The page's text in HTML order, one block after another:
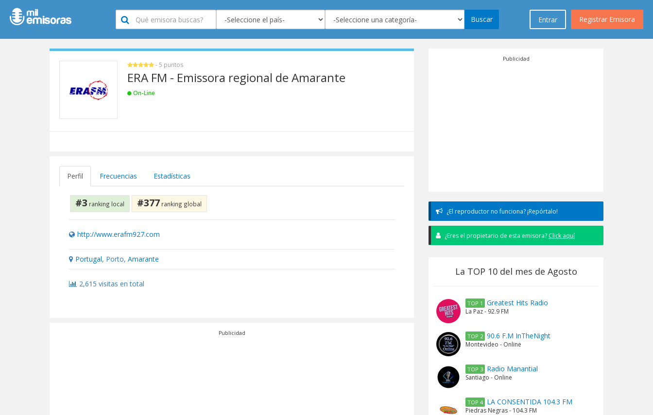
Registrar Emisora
Entrar
Buscar
- 5 puntos
ERA FM - Emissora regional de Amarante
On-Line
Perfil Frecuencias Estadísticas
#3 ranking local #377 ranking global
http://www.erafm927.com
Portugal, Porto, Amarante
2,615 visitas en total
Publicidad
Publicidad
¿El reproductor no funciona? ¡Repórtalo!
¿Eres el propietario de esta emisora? Click aquí
La TOP 10 del mes de Agosto
TOP 1 Greatest Hits Radio
La Paz - 92.9 FM
TOP 2 90.6 F.M InTheNight
Montevideo - Online
TOP 3 Radio Manantial
Santiago - Online
TOP 4 LA CONSENTIDA 104.3 FM
Piedras Negras - 104.3 FM